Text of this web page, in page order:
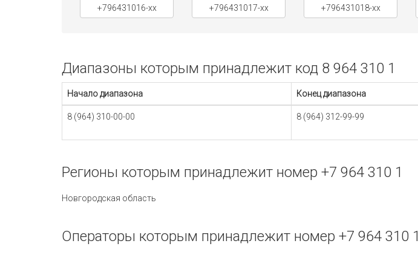
+796431016-xx +796431017-xx +796431018-xx
Диапазоны которым принадлежит код 8 964 310 1
Начало диапазона Конец диапазона
8 (964) 310-00-00 8 (964) 312-99-99
Регионы которым принадлежит номер +7 964 310 1
Новгородская область
Операторы которым принадлежит номер +7 964 310 1